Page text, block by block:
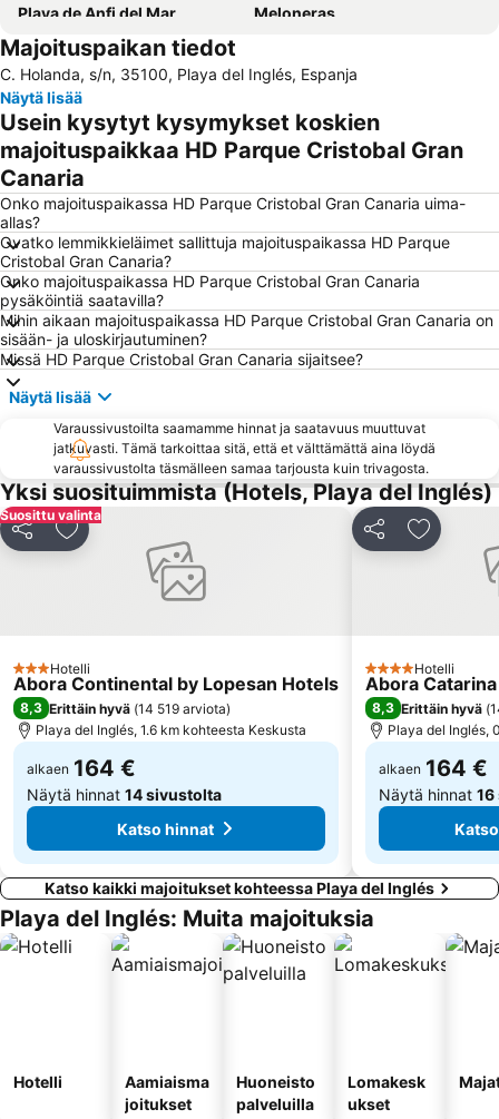
Playa de Anfi del Mar
Meloneras
Aeropuerto Internacional de Gran Canaria
Parque Santa Catalina
Taurito
Playa de Mogán
Faro de Maspalomas
Maspalomas Golf
Gran Casino Costa Meloneras
Playa de San Agustín
Arguineguín
Muralla de Las Palmas de Gran Canaria
Las Palmas
Puerto de Mogan
Las Dunas de Maspalomas
Puerto de Mogán
Playa del Sol
Orquídea Club Spa
Plaza de Santa Ana
Paseo De Las Canteras
Las Palmeras Golf Sport Urban Resort
Paseo por la playa de Las Canteras
Melenara
Puerto de las Nieves
Arinaga
Carnaval de Las Palmas de Gran Canaria
Triana
Iglesia de San Agustín
Centro Comercial Cita
Templo Ecuménico San Salvador
Puerto de Arguineguin
Gran Canaria Stadium
Majoituspaikan tiedot
C. Holanda, s/n, 35100, Playa del Inglés, Espanja
Näytä lisää
Usein kysytyt kysymykset koskien
majoituspaikkaa HD Parque Cristobal Gran
Canaria
Onko majoituspaikassa HD Parque Cristobal Gran Canaria uima-
allas?
Ovatko lemmikkieläimet sallittuja majoituspaikassa HD Parque
Cristobal Gran Canaria?
Onko majoituspaikassa HD Parque Cristobal Gran Canaria
pysäköintiä saatavilla?
Mihin aikaan majoituspaikassa HD Parque Cristobal Gran Canaria on
sisään- ja uloskirjautuminen?
Missä HD Parque Cristobal Gran Canaria sijaitsee?
Näytä lisää
Varaussivustoilta saamamme hinnat ja saatavuus muuttuvat
jatkuvasti. Tämä tarkoittaa sitä, että et välttämättä aina löydä
varaussivustolta täsmälleen samaa tarjousta kuin trivagosta.
Yksi suosituimmista (Hotels, Playa del Inglés)
Suosittu valinta
Jaa Lisää suosikkeihin
3 Tähtiluokitus
Hotelli
Abora Continental by Lopesan Hotels
8,3 Erittäin hyvä (14 519 arviota)
Playa del Inglés, 1.6 km kohteesta Keskusta
alkaen 164 €
Näytä hinnat 14 sivustolta
Katso hinnat
Jaa Lisää
4 Tähtiluokitus
Hotelli
Abora
8,3 Erittäin hyvä (
Playa del Inglés,
alkaen 164 €
Näytä hinnat
Katso kaikki majoitukset kohteessa Playa del Inglés
Playa del Inglés: Muita majoituksia
Hotelli
Aamiaisma
joitukset
Huoneisto
palveluilla
Lomakesk
ukset